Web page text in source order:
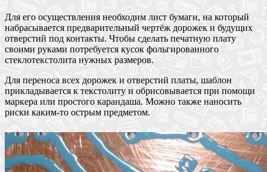
Для его осуществления необходим лист бумаги, на который
набрасывается предварительный чертёж дорожек и будущих
отверстий под контакты. Чтобы сделать печатную плату
своими руками потребуется кусок фольгированного
стеклотекстолита нужных размеров.
Для переноса всех дорожек и отверстий платы, шаблон
прикладывается к текстолиту и обрисовывается при помощи
маркера или простого карандаша. Можно также наносить
риски каким-то острым предметом.